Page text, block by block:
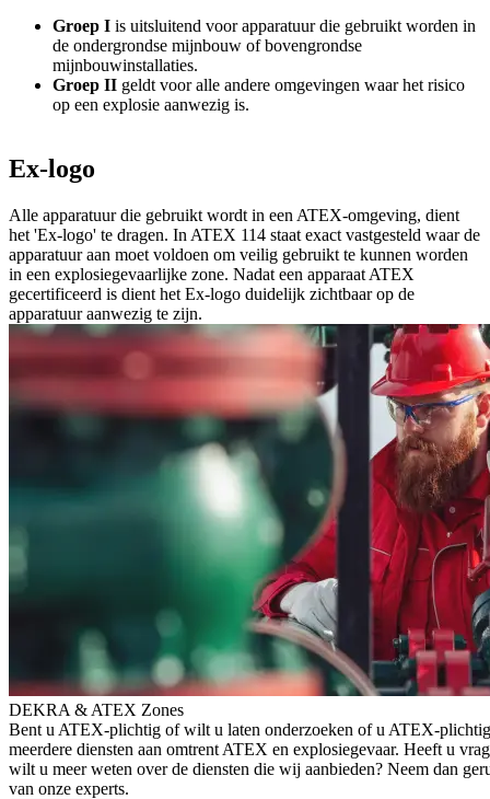
Groep I is uitsluitend voor apparatuur die gebruikt worden in
de ondergrondse mijnbouw of bovengrondse
mijnbouwinstallaties.
Groep II geldt voor alle andere omgevingen waar het risico
op een explosie aanwezig is.
Ex-logo
Alle apparatuur die gebruikt wordt in een ATEX-omgeving, dient
het 'Ex-logo' te dragen. In ATEX 114 staat exact vastgesteld waar de
apparatuur aan moet voldoen om veilig gebruikt te kunnen worden
in een explosiegevaarlijke zone. Nadat een apparaat ATEX
gecertificeerd is dient het Ex-logo duidelijk zichtbaar op de
apparatuur aanwezig te zijn.
DEKRA & ATEX Zones
Bent u ATEX-plichtig of wilt u laten onderzoeken of u ATEX-
meerdere diensten aan omtrent ATEX en explosiegevaar. Heeft u
wilt u meer weten over de diensten die wij aanbieden? Neem dan
van onze experts.